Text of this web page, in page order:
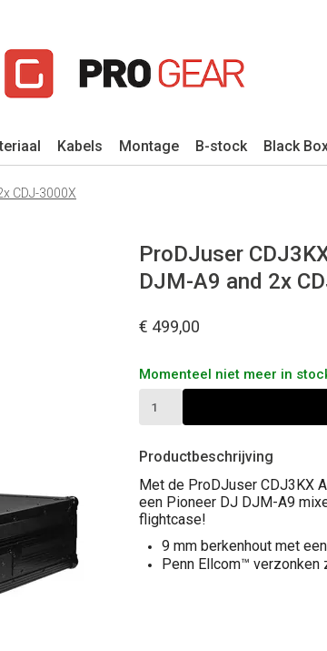
Kabels Montage B-stock Black
CDJ-3000X
ProDJuser
DJM-A9 and 2x
€ 499,00
Momenteel niet meer in
Productbeschrijving
Met de ProDJuser CDJ3KX
een Pioneer DJ DJM-A9
flightcase!
9 mm berkenhout met
Penn Ellcom™ verzonken